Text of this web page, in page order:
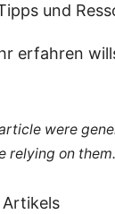
und
erfahren
were
relying on them.
Artikels